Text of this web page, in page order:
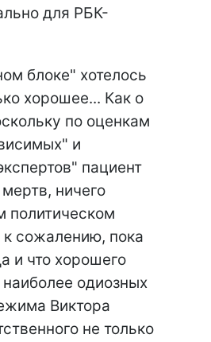
для РБК-
блоке" хотелось
хорошее... Как о
по оценкам
и
пациент
ничего
политическом
к сожалению, пока
и что хорошего
одиозных
Виктора
не только